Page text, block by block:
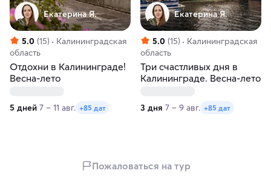
Екатерина Я.
5.0 (15)
Калининградская
область
Отдохни в Калининграде!
Весна-лето
5 дней 7 – 11 авг. +85 дат
Екатерина Я.
5.0 (15)
Калининградская
область
Три счастливых дня в
Калининграде. Весна-лето
3 дня 7 – 9 авг. +85 дат
Пожаловаться на тур